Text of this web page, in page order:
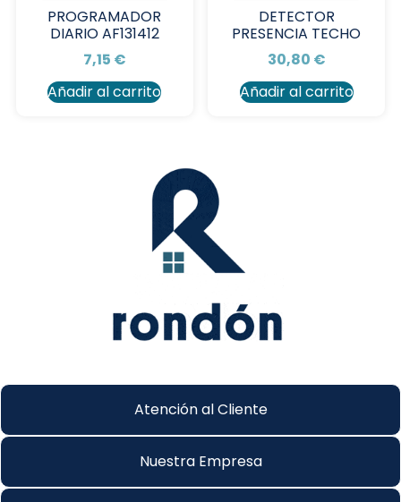
PROGRAMADOR
DIARIO AF131412
7,15 €
Añadir al carrito
DETECTOR
PRESENCIA TECHO
30,80 €
Añadir al carrito
Atención al Cliente
Nuestra Empresa